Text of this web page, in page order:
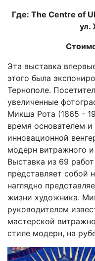
Где: The Centre of
ул.
Эта выставка
этого была
Тернополе.
увеличенные
Микша Рота (1865 -
время основателем
инновационной
модерн витражного
Выставка из 69
представляет собой
наглядно
жизни художника.
руководителем
мастерской
стиле модерн, на